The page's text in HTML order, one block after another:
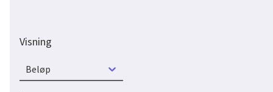
Visning
Beløp